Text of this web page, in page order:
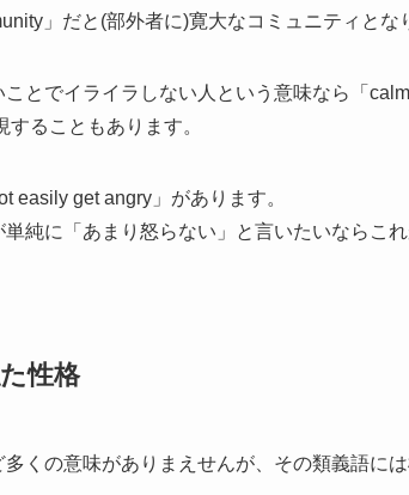
」だと(部外者に)寛大なコミュニティとな
とでイライラしない人という意味なら「
ることもあります。
easily get angry」があります。
純に「あまり怒らない」と言いたいならこれ
性格
多くの意味がありまえせんが、その類義語に